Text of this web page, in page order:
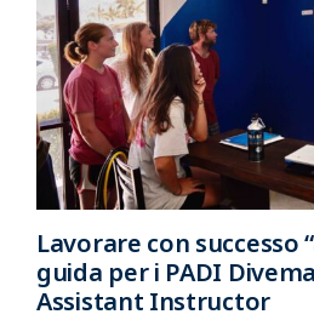
Lavorare con successo
guida per i PADI
Assistant Instructor